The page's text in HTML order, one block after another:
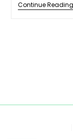
Continue Reading